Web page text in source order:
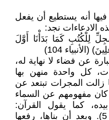
أنه يستطيع أن يفعل
الادعاءات نجد:
لِلْكُتُبِ كَمَا بَدَأْنَا أَوَّلَ
104)
عن فضاء لا نهاية له،
كل واحدة منهن بها
زالت المجرات تبتعد عن
مفهومهم عن السماء
بيده، كما يقول القرآن:
(وَالسَّمَاءِ وَمَا بَنَاهَا) (الشمس 5). وبعد أن بناها، رفعها